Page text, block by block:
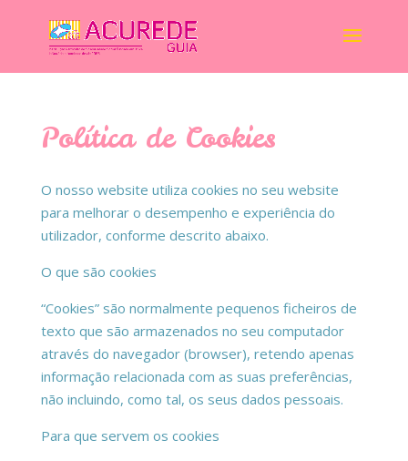
Política de Cookies
O nosso website utiliza cookies no seu website
para melhorar o desempenho e experiência do
utilizador, conforme descrito abaixo.
O que são cookies
“Cookies” são normalmente pequenos ficheiros de
texto que são armazenados no seu computador
através do navegador (browser), retendo apenas
informação relacionada com as suas preferências,
não incluindo, como tal, os seus dados pessoais.
Para que servem os cookies